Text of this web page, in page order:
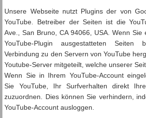
Unsere Webseite nutzt Plugins der von
YouTube. Betreiber der Seiten ist die
Ave., San Bruno, CA 94066, USA. Wenn Sie
YouTube-Plugin ausgestatteten Seiten
Verbindung zu den Servern von YouTube
Youtube-Server mitgeteilt, welche unserer
Wenn Sie in Ihrem YouTube-Account
Sie YouTube, Ihr Surfverhalten direkt
zuzuordnen. Dies können Sie verhindern,
YouTube-Account ausloggen.